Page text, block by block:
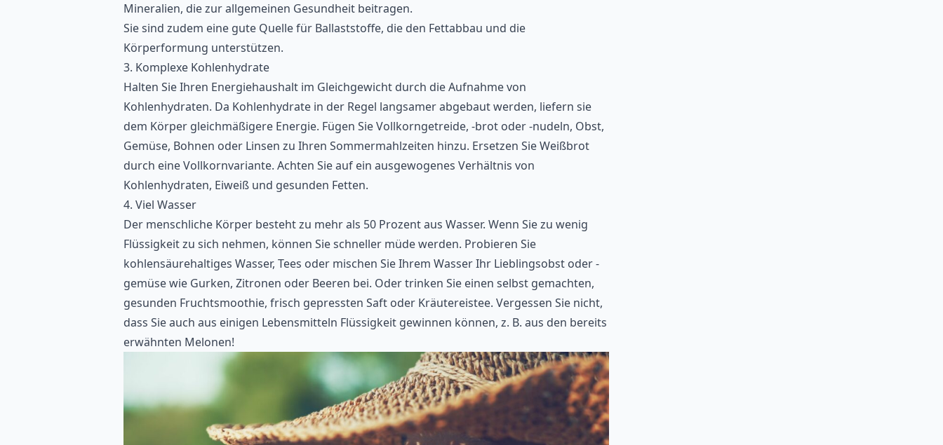
Mineralien, die zur allgemeinen Gesundheit beitragen.
Sie sind zudem eine gute Quelle für Ballaststoffe, die den Fettabbau und die
Körperformung unterstützen.
3. Komplexe Kohlenhydrate
Halten Sie Ihren Energiehaushalt im Gleichgewicht durch die Aufnahme von
Kohlenhydraten. Da Kohlenhydrate in der Regel langsamer abgebaut werden, liefern sie
dem Körper gleichmäßigere Energie. Fügen Sie Vollkorngetreide, -brot oder -nudeln, Obst,
Gemüse, Bohnen oder Linsen zu Ihren Sommermahlzeiten hinzu. Ersetzen Sie Weißbrot
durch eine Vollkornvariante. Achten Sie auf ein ausgewogenes Verhältnis von
Kohlenhydraten, Eiweiß und gesunden Fetten.
4. Viel Wasser
Der menschliche Körper besteht zu mehr als 50 Prozent aus Wasser. Wenn Sie zu wenig
Flüssigkeit zu sich nehmen, können Sie schneller müde werden. Probieren Sie
kohlensäurehaltiges Wasser, Tees oder mischen Sie Ihrem Wasser Ihr Lieblingsobst oder -
gemüse wie Gurken, Zitronen oder Beeren bei. Oder trinken Sie einen selbst gemachten,
gesunden Fruchtsmoothie, frisch gepressten Saft oder Kräutereistee. Vergessen Sie nicht,
dass Sie auch aus einigen Lebensmitteln Flüssigkeit gewinnen können, z. B. aus den bereits
erwähnten Melonen!